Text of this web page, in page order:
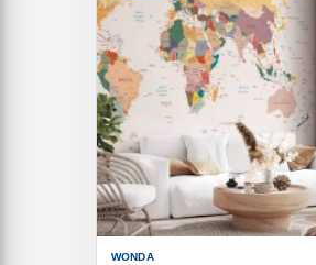
WONDA